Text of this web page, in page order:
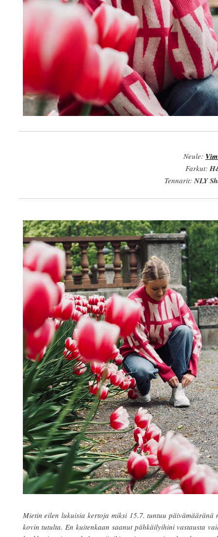
Neule:
Farkut:
Tennarit:NLY
Mietin eilen lukuisia kertoja miksi 15.7. tuntuu päivämääränä
kovin tutulta. En kuitenkaan saanut pähkäilyihini vastausta